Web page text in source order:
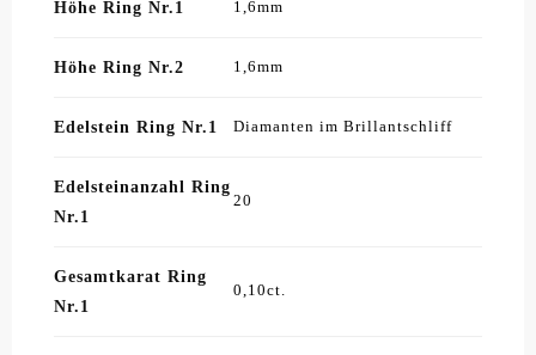
Höhe Ring Nr.1 1,6mm
Höhe Ring Nr.2 1,6mm
Edelstein Ring Nr.1 Diamanten im Brillantschliff
Edelsteinanzahl Ring
Nr.1
20
Gesamtkarat Ring
Nr.1
0,10ct.